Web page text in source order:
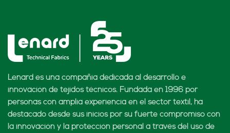
Lenard es una compañía dedicada al desarrollo e
innovación de tejidos técnicos. Fundada en 1996 por
personas con amplia experiencia en el sector textil, ha
destacado desde sus inicios por su fuerte compromiso con
la innovación y la protección personal a través del uso de